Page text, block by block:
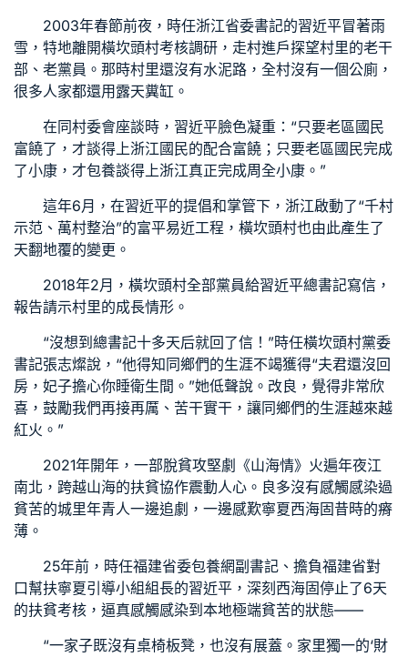
2003年春節前夜，時任浙江省委書記的習近平冒著雨
雪，特地離開橫坎頭村考核調研，走村進戶探望村里的老干
部、老黨員。那時村里還沒有水泥路，全村沒有一個公廁，
很多人家都還用露天糞缸。
在同村委會座談時，習近平臉色凝重：“只要老區國民
富饒了，才談得上浙江國民的配合富饒；只要老區國民完成
了小康，才包養談得上浙江真正完成周全小康。”
這年6月，在習近平的提倡和掌管下，浙江啟動了“千村
示范、萬村整治”的富平易近工程，橫坎頭村也由此產生了
天翻地覆的變更。
2018年2月，橫坎頭村全部黨員給習近平總書記寫信，
報告請示村里的成長情形。
“沒想到總書記十多天后就回了信！”時任橫坎頭村黨委
書記張志燦說，“他得知同鄉們的生涯不竭獲得“夫君還沒回
房，妃子擔心你睡衛生間。”她低聲說。改良，覺得非常欣
喜，鼓勵我們再接再厲、苦干實干，讓同鄉們的生涯越來越
紅火。”
2021年開年，一部脫貧攻堅劇《山海情》火遍年夜江
南北，跨越山海的扶貧協作震動人心。良多沒有感觸感染過
貧苦的城里年青人一邊追劇，一邊感歎寧夏西海固昔時的瘠
薄。
25年前，時任福建省委包養網副書記、擔負福建省對
口幫扶寧夏引導小組組長的習近平，深刻西海固停止了6天
的扶貧考核，逼真感觸感染到本地極端貧苦的狀態——
“一家子既沒有桌椅板凳，也沒有展蓋。家里獨一的‘財